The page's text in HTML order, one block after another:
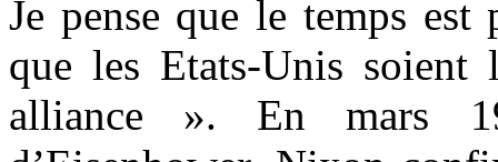
Je pense que le temps est
que les Etats-Unis soient
alliance ». En mars